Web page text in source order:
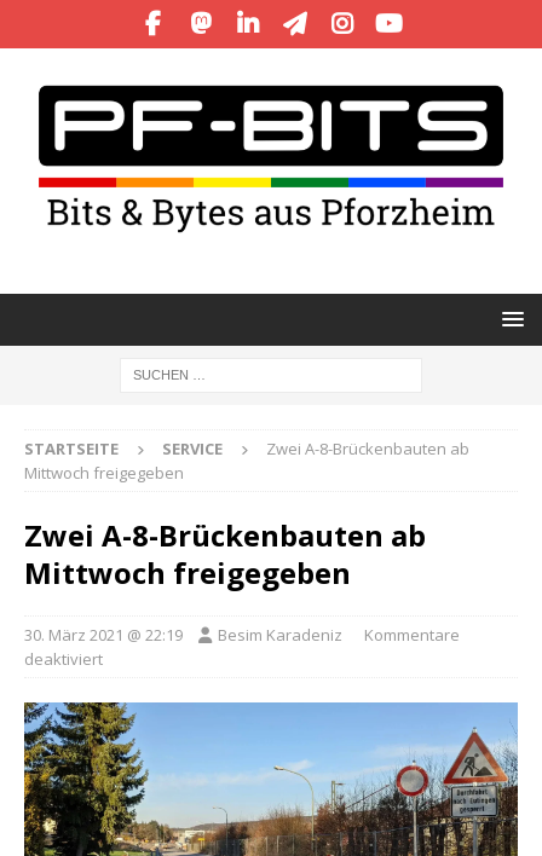
STARTSEITE SERVICE
Zwei A-8-Brückenbauten ab
Mittwoch freigegeben
Zwei A-8-Brückenbauten ab
Mittwoch freigegeben
30. März 2021 @ 22:19 Besim Karadeniz
Kommentare
deaktiviert